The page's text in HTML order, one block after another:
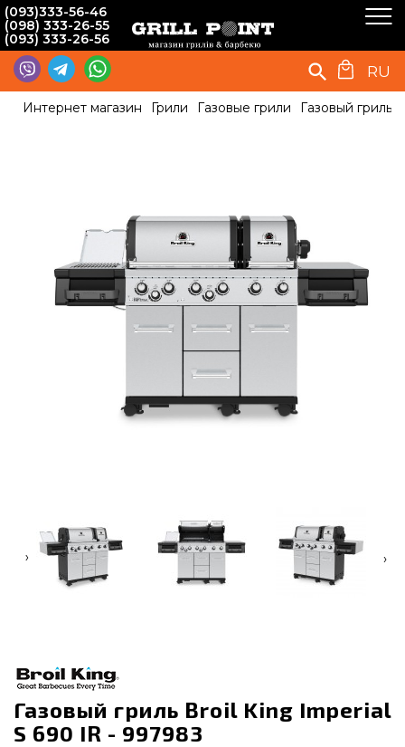
(093)333-56-46
(098) 333-26-55
(093) 333-26-56
RU
Интернет магазин Грили Газовые грили Газовый гриль
‹ ›
Газовый гриль Broil King Imperial
S 690 IR - 997983